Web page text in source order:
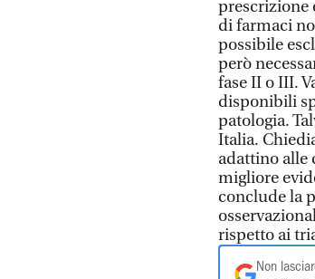
prescrizione
di farmaci
possibile
però
fase II o III.
disponibili
patologia.
Italia.
adattino alle
migliore
conclude la
rispetto ai
Non